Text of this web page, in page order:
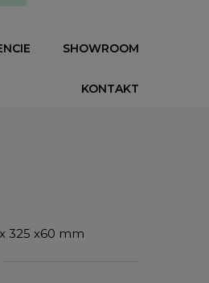
SHOWROOM
KONTAKT
325 x60 mm